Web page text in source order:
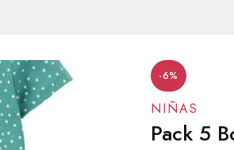
-6%
NIÑAS
Pack 5